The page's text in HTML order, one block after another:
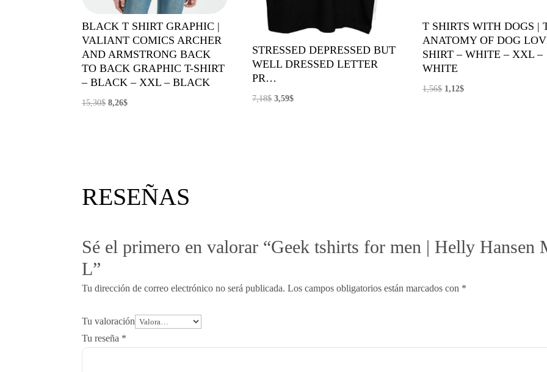
BLACK T SHIRT GRAPHIC |
VALIANT COMICS ARCHER
AND ARMSTRONG BACK
TO BACK GRAPHIC T-SHIRT
– BLACK – XXL – BLACK
15,30$ El
8,26$El
STRESSED DEPRESSED BUT
WELL DRESSED LETTER
PR…
7,18$ El
3,59$El
T SHIRTS WITH DOGS |
ANATOMY OF DOG
SHIRT – WHITE – XXL –
WHITE
1,56$ El
1,12$El
RESEÑAS
Sé el primero en valorar “Geek tshirts for men | Helly Hansen
L”
Tu dirección de correo electrónico no será publicada. Los campos obligatorios están marcados con *
Tu valoración
Tu reseña *